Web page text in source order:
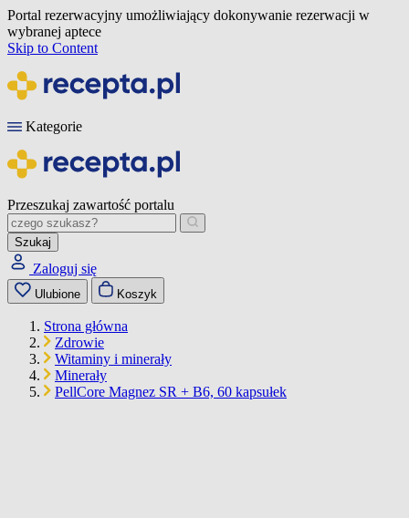
Portal rezerwacyjny umożliwiający dokonywanie rezerwacji w
wybranej aptece
Skip to Content
Kategorie
Przeszukaj zawartość portalu
Szukaj
Zaloguj się
Ulubione Koszyk
Strona główna
Zdrowie
Witaminy i minerały
Minerały
PellCore Magnez SR + B6, 60 kapsułek